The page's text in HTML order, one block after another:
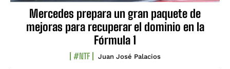
Mercedes prepara un gran paquete de
mejoras para recuperar el dominio en la
Fórmula 1
#NTF Juan José Palacios